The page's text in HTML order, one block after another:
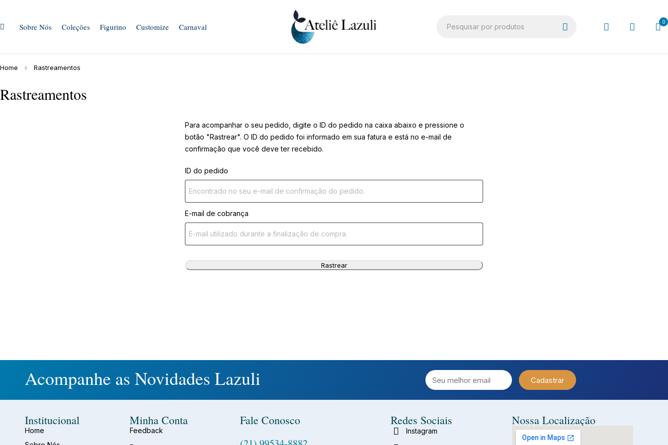
Sobre Nós Coleções Figurino Customize Carnaval 0
Home Rastreamentos
Rastreamentos
Para acompanhar o seu pedido, digite o ID do pedido na caixa abaixo e pressione o
botão "Rastrear". O ID do pedido foi informado em sua fatura e está no e-mail de
confirmação que você deve ter recebido.
ID do pedido
E-mail de cobrança
Rastrear
Acompanhe as Novidades Lazuli Cadastrar
Institucional
Home
Minha Conta
Feedback
Fale Conosco Redes Sociais
Instagram
Nossa Localização